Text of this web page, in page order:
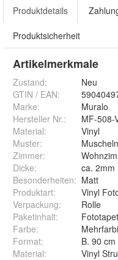
Produktdetails
Produktsicherheit
Artikelmerkmale
Zustand:
Neu
GTIN / EAN:
Marke:
Muralo
Hersteller Nr.:
MF-508-
Material:
Vinyl
Muster:
Zimmer:
Dicke:
ca. 2mm
Besonderheiten: Matt
Produktart:
Vinyl
Verpackung:
Rolle
Paketinhalt:
Farbe:
Format:
B. 90
Material: